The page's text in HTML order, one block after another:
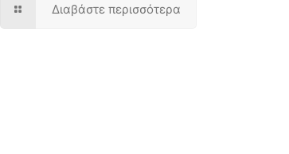
Διαβάστε περισσότερα